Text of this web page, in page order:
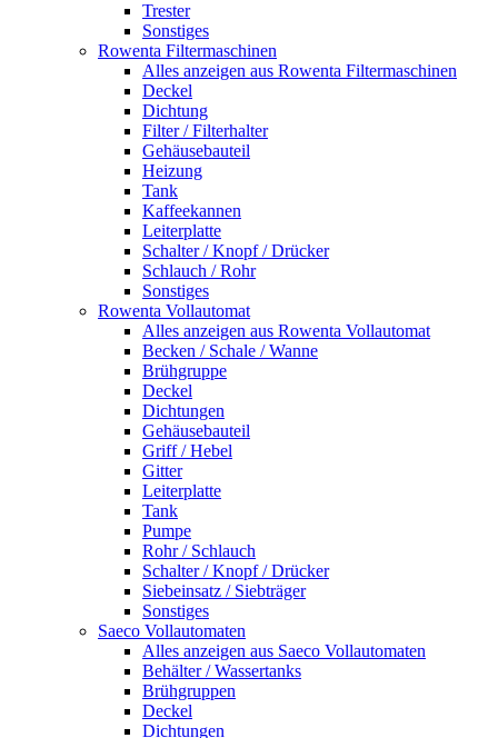
Trester
Sonstiges
Rowenta Filtermaschinen
Alles anzeigen aus Rowenta Filtermaschinen
Deckel
Dichtung
Filter / Filterhalter
Gehäusebauteil
Heizung
Tank
Kaffeekannen
Leiterplatte
Schalter / Knopf / Drücker
Schlauch / Rohr
Sonstiges
Rowenta Vollautomat
Alles anzeigen aus Rowenta Vollautomat
Becken / Schale / Wanne
Brühgruppe
Deckel
Dichtungen
Gehäusebauteil
Griff / Hebel
Gitter
Leiterplatte
Tank
Pumpe
Rohr / Schlauch
Schalter / Knopf / Drücker
Siebeinsatz / Siebträger
Sonstiges
Saeco Vollautomaten
Alles anzeigen aus Saeco Vollautomaten
Behälter / Wassertanks
Brühgruppen
Deckel
Dichtungen